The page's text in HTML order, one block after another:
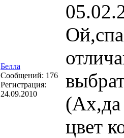
Белла
Cообщений: 176
Регистрация:
24.09.2010
(Ах,да
цвет